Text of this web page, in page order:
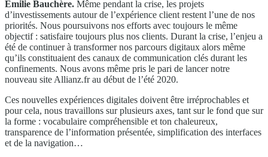
Emilie Bauchère. Même pendant la crise, les projets
d’investissements autour de l’expérience client restent l’une de nos
priorités. Nous poursuivons nos efforts avec toujours le même
objectif : satisfaire toujours plus nos clients. Durant la crise, l’enjeu a
été de continuer à transformer nos parcours digitaux alors même
qu’ils constituaient des canaux de communication clés durant les
confinements. Nous avons même pris le pari de lancer notre
nouveau site Allianz.fr au début de l’été 2020.
Ces nouvelles expériences digitales doivent être irréprochables et
pour cela, nous travaillons sur plusieurs axes, tant sur le fond que sur
la forme : vocabulaire compréhensible et ton chaleureux,
transparence de l’information présentée, simplification des interfaces
et de la navigation…